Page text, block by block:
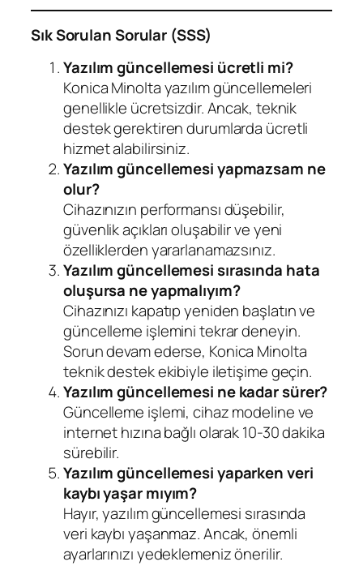
Sık Sorulan Sorular (SSS)
Yazılım güncellemesi ücretli mi?
Konica Minolta yazılım güncellemeleri
genellikle ücretsizdir. Ancak, teknik
destek gerektiren durumlarda ücretli
hizmet alabilirsiniz.
Yazılım güncellemesi yapmazsam ne
olur?
Cihazınızın performansı düşebilir,
güvenlik açıkları oluşabilir ve yeni
özelliklerden yararlanamazsınız.
Yazılım güncellemesi sırasında hata
oluşursa ne yapmalıyım?
Cihazınızı kapatıp yeniden başlatın ve
güncelleme işlemini tekrar deneyin.
Sorun devam ederse, Konica Minolta
teknik destek ekibiyle iletişime geçin.
Yazılım güncellemesi ne kadar sürer?
Güncelleme işlemi, cihaz modeline ve
internet hızına bağlı olarak 10-30 dakika
sürebilir.
Yazılım güncellemesi yaparken veri
kaybı yaşar mıyım?
Hayır, yazılım güncellemesi sırasında
veri kaybı yaşanmaz. Ancak, önemli
ayarlarınızı yedeklemeniz önerilir.